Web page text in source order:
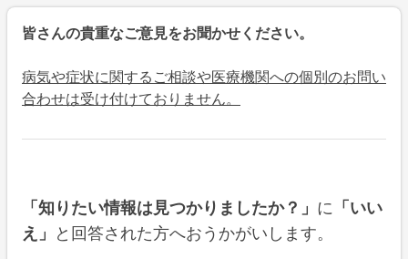
皆さんの貴重なご意見をお聞かせください。
病気や症状に関するご相談や医療機関への個別のお問い
合わせは受け付けておりません。
「知りたい情報は見つかりましたか？」 に 「いい
え」 と回答された方へおうかがいします。